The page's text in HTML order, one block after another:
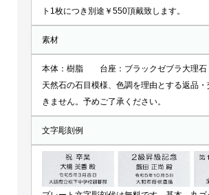
ト1枚につき別途￥550頂戴致します。
素材
本体：樹脂 台座：ブラックゼブラ大理石
天然石の石目模様、色調を理由とする返品
きません。予めご了承ください。
文字彫刻例